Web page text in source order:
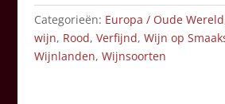
Categorieën: Europa / Oude Wereld
wijn, Rood, Verfijnd, Wijn op
Wijnlanden, Wijnsoorten